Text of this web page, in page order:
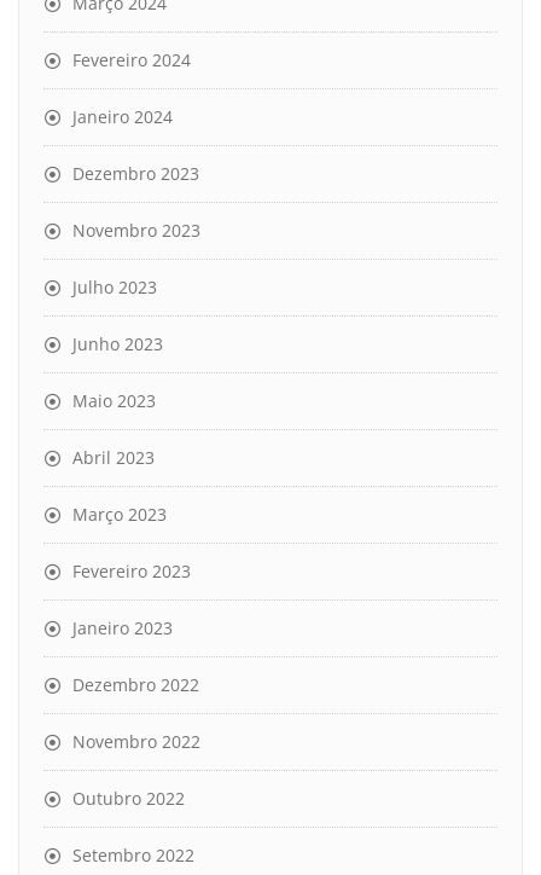
Fevereiro 2024
Janeiro 2024
Dezembro 2023
Novembro 2023
Julho 2023
Junho 2023
Maio 2023
Abril 2023
Março 2023
Fevereiro 2023
Janeiro 2023
Dezembro 2022
Novembro 2022
Outubro 2022
Setembro 2022